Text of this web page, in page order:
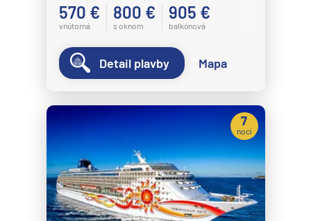
570 €
vnútorná
800 €
s oknom
905 €
balkónová
Detail plavby Mapa
7
nocí